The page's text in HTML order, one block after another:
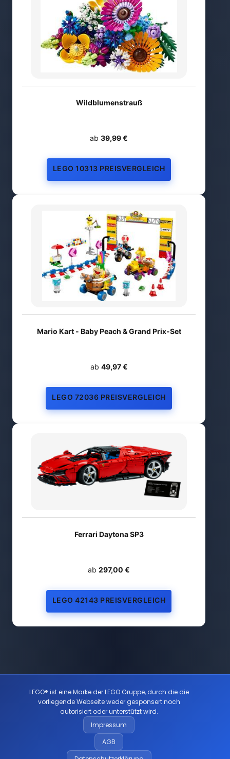
Wildblumenstrauß
ab 39,99 €
LEGO 10313 PREISVERGLEICH
Mario Kart - Baby Peach & Grand Prix-Set
ab 49,97 €
LEGO 72036 PREISVERGLEICH
Ferrari Daytona SP3
ab 297,00 €
LEGO 42143 PREISVERGLEICH
LEGO® ist eine Marke der LEGO Gruppe, durch die die
vorliegende Webseite weder gesponsert noch
autorisiert oder unterstützt wird.
Impressum
AGB